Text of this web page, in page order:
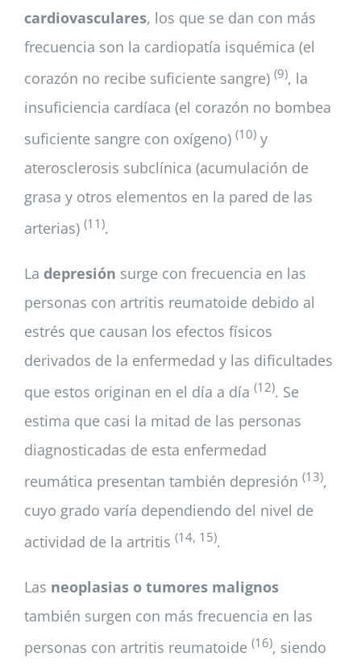
cardiovasculares, los que se dan con más
frecuencia son la cardiopatía isquémica (el
corazón no recibe suficiente sangre) (9), la
insuficiencia cardíaca (el corazón no bombea
suficiente sangre con oxígeno) (10) y
aterosclerosis subclínica (acumulación de
grasa y otros elementos en la pared de las
arterias) (11).
La depresión surge con frecuencia en las
personas con artritis reumatoide debido al
estrés que causan los efectos físicos
derivados de la enfermedad y las dificultades
que estos originan en el día a día (12). Se
estima que casi la mitad de las personas
diagnosticadas de esta enfermedad
reumática presentan también depresión (13),
cuyo grado varía dependiendo del nivel de
actividad de la artritis (14, 15).
Las neoplasias o tumores malignos
también surgen con más frecuencia en las
personas con artritis reumatoide (16), siendo